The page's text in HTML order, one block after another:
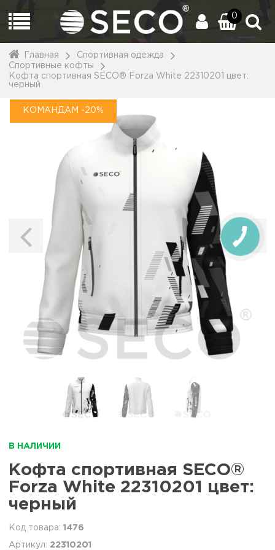
0
Главная
Спортивная одежда
Спортивные кофты
Кофта спортивная SECO® Forza White 22310201 цвет:
черный
КОМАНДАМ -20%
В НАЛИЧИИ
Кофта спортивная SECO®
Forza White 22310201 цвет:
черный
1476
22310201